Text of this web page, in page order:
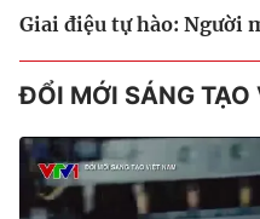
Giai điệu tự hào: Người
ĐỔI MỚI SÁNG TẠO